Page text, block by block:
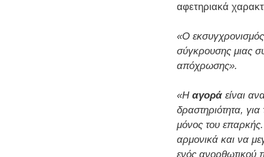
αφετηριακά
«Ο εκσυγχρονισμός
σύγκρουσης μιας
απόχρωσης».
«Η αγορά είναι
δραστηριότητα,
μόνος του
αρμονικά και να
ενός ανορθωτικού